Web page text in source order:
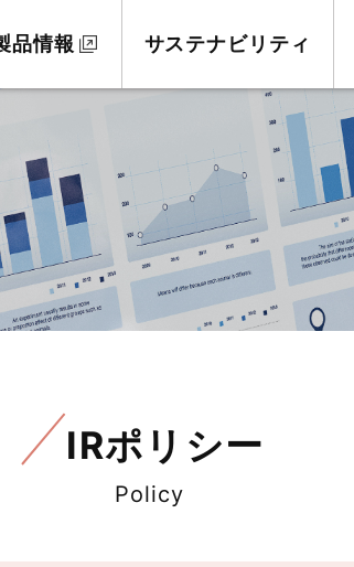
品情報 サステナビリティ
IRポリシー
Policy